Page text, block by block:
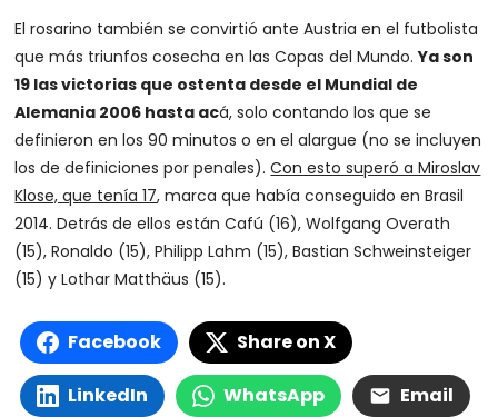
El rosarino también se convirtió ante Austria en el futbolista
que más triunfos cosecha en las Copas del Mundo.Ya son
19 las victorias que ostenta desde el Mundial de
Alemania 2006 hasta acá, solo contando los que se
definieron en los 90 minutos o en el alargue (no se incluyen
los de definiciones por penales).Con esto superó a Miroslav
Klose, que tenía 17, marca que había conseguido en Brasil
2014. Detrás de ellos están Cafú (16), Wolfgang Overath
(15), Ronaldo (15), Philipp Lahm (15), Bastian Schweinsteiger
(15) y Lothar Matthäus (15).
Facebook Share on X
LinkedIn WhatsApp Email